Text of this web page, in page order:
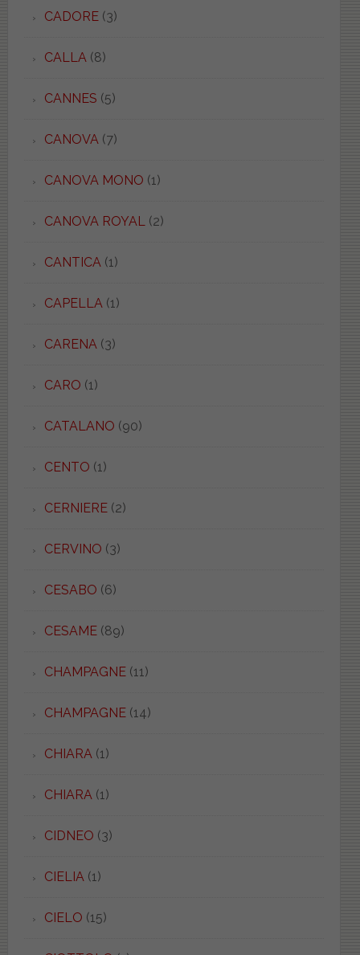
CADORE(3)
CALLA(8)
CANNES (5)
CANOVA(7)
CANOVA MONO (1)
CANOVA ROYAL(2)
CANTICA(1)
CAPELLA(1)
CARENA(3)
CARO (1)
CATALANO (90)
CENTO (1)
CERNIERE(2)
CERVINO (3)
CESABO (6)
CESAME(89)
CHAMPAGNE(11)
CHAMPAGNE(14)
CHIARA(1)
CHIARA(1)
CIDNEO (3)
CIELIA(1)
CIELO (15)